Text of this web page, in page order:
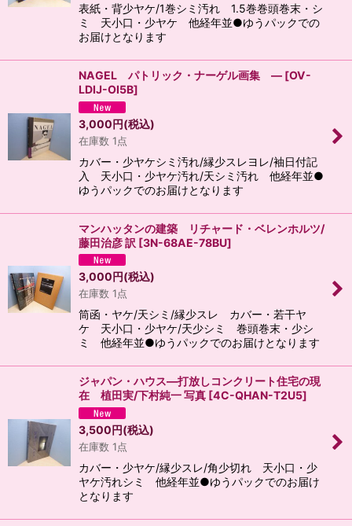
表紙・背少ヤケ/1巻シミ汚れ 1.5巻巻頭巻末・シ
ミ 天小口・少ヤケ 他経年並●ゆうパックでの
お届けとなります
NAGEL パトリック・ナーゲル画集 ― [OV-
LDIJ-OI5B]
3,000円(税込)
在庫数 1点
カバー・少ヤケシミ汚れ/縁少スレヨレ/袖日付記
入 天小口・少ヤケ汚れ/天シミ汚れ 他経年並●
ゆうパックでのお届けとなります
マンハッタンの建築 リチャード・ベレンホルツ/
藤田治彦 訳 [3N-68AE-78BU]
3,000円(税込)
在庫数 1点
筒函・ヤケ/天シミ/縁少スレ カバー・若干ヤ
ケ 天小口・少ヤケ/天少シミ 巻頭巻末・少シ
ミ 他経年並●ゆうパックでのお届けとなります
ジャパン・ハウス―打放しコンクリート住宅の現
在 植田実/下村純一 写真 [4C-QHAN-T2U5]
3,500円(税込)
在庫数 1点
カバー・少ヤケ/縁少スレ/角少切れ 天小口・少
ヤケ汚れシミ 他経年並●ゆうパックでのお届け
となります